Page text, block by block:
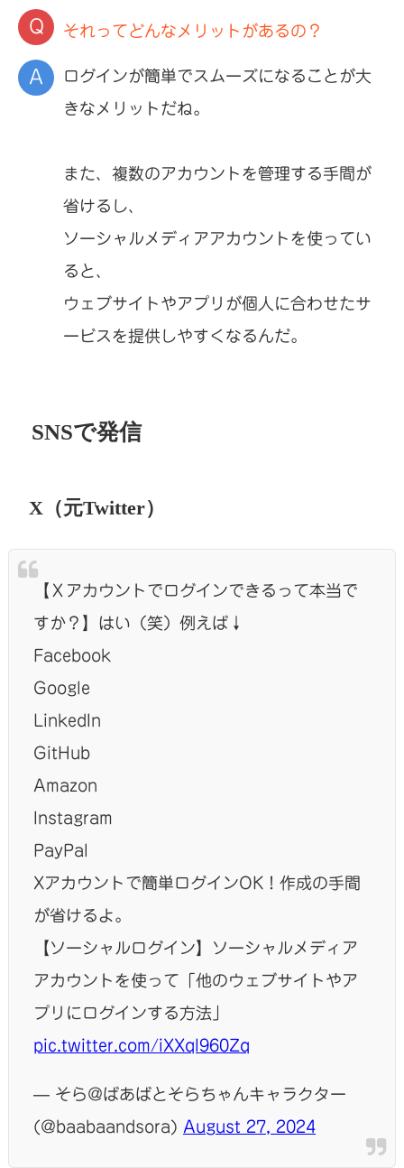
それってどんなメリットがあるの？
ログインが簡単でスムーズになることが大
きなメリットだね。
また、複数のアカウントを管理する手間が
省けるし、
ソーシャルメディアアカウントを使ってい
ると、
ウェブサイトやアプリが個人に合わせたサ
ービスを提供しやすくなるんだ。
SNSで発信
X（元Twitter）
【Ｘアカウントでログインできるって本当で
すか？】はい（笑）例えば↓
Facebook
Google
LinkedIn
GitHub
Amazon
Instagram
PayPal
Xアカウントで簡単ログインOK！作成の手間
が省けるよ。
【ソーシャルログイン】ソーシャルメディア
アカウントを使って「他のウェブサイトやア
プリにログインする方法」
pic.twitter.com/iXXql960Zq
— そら@ばあばとそらちゃんキャラクター
(@baabaandsora) August 27, 2024